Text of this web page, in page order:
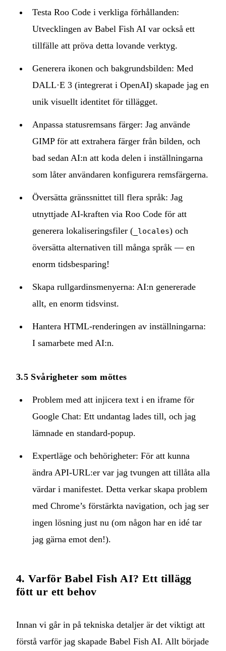
Testa Roo Code i verkliga förhållanden:
Utvecklingen av Babel Fish AI var också ett
tillfälle att pröva detta lovande verktyg.
Generera ikonen och bakgrundsbilden: Med
DALL·E 3 (integrerat i OpenAI) skapade jag en
unik visuellt identitet för tillägget.
Anpassa statusremsans färger: Jag använde
GIMP för att extrahera färger från bilden, och
bad sedan AI:n att koda delen i inställningarna
som låter användaren konfigurera remsfärgerna.
Översätta gränssnittet till flera språk: Jag
utnyttjade AI-kraften via Roo Code för att
generera lokaliseringsfiler ( _locales) och
översätta alternativen till många språk — en
enorm tidsbesparing!
Skapa rullgardinsmenyerna: AI:n genererade
allt, en enorm tidsvinst.
Hantera HTML-renderingen av inställningarna:
I samarbete med AI:n.
3.5 Svårigheter som möttes
Problem med att injicera text i en iframe för
Google Chat: Ett undantag lades till, och jag
lämnade en standard-popup.
Expertläge och behörigheter: För att kunna
ändra API-URL:er var jag tvungen att tillåta alla
värdar i manifestet. Detta verkar skapa problem
med Chrome’s förstärkta navigation, och jag ser
ingen lösning just nu (om någon har en idé tar
jag gärna emot den!).
4. Varför Babel Fish AI? Ett tillägg
fött ur ett behov
Innan vi går in på tekniska detaljer är det viktigt att
förstå varför jag skapade Babel Fish AI. Allt började